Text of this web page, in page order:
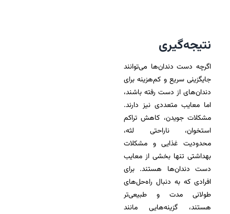
نتیجه‌گیری
اگرچه دست دندان‌ها می‌توانند
جایگزینی سریع و کم‌هزینه برای
دندان‌های از دست رفته باشند،
اما معایب متعددی نیز دارند.
مشکلات جویدن، کاهش تراکم
استخوان، ناراحتی لثه،
محدودیت غذایی و مشکلات
بهداشتی تنها بخشی از معایب
دست دندان‌ها هستند. برای
افرادی که به دنبال راه‌حل‌های
طولانی مدت و طبیعی‌تر
هستند، گزینه‌هایی مانند